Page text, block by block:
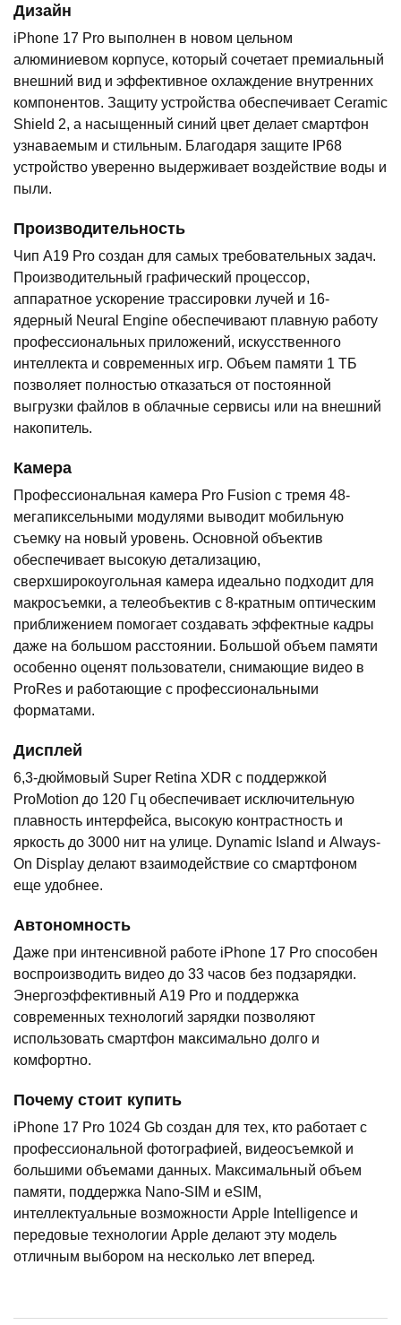
Дизайн
iPhone 17 Pro выполнен в новом цельном
алюминиевом корпусе, который сочетает премиальный
внешний вид и эффективное охлаждение внутренних
компонентов. Защиту устройства обеспечивает Ceramic
Shield 2, а насыщенный синий цвет делает смартфон
узнаваемым и стильным. Благодаря защите IP68
устройство уверенно выдерживает воздействие воды и
пыли.
Производительность
Чип A19 Pro создан для самых требовательных задач.
Производительный графический процессор,
аппаратное ускорение трассировки лучей и 16-
ядерный Neural Engine обеспечивают плавную работу
профессиональных приложений, искусственного
интеллекта и современных игр. Объем памяти 1 ТБ
позволяет полностью отказаться от постоянной
выгрузки файлов в облачные сервисы или на внешний
накопитель.
Камера
Профессиональная камера Pro Fusion с тремя 48-
мегапиксельными модулями выводит мобильную
съемку на новый уровень. Основной объектив
обеспечивает высокую детализацию,
сверхширокоугольная камера идеально подходит для
макросъемки, а телеобъектив с 8-кратным оптическим
приближением помогает создавать эффектные кадры
даже на большом расстоянии. Большой объем памяти
особенно оценят пользователи, снимающие видео в
ProRes и работающие с профессиональными
форматами.
Дисплей
6,3-дюймовый Super Retina XDR с поддержкой
ProMotion до 120 Гц обеспечивает исключительную
плавность интерфейса, высокую контрастность и
яркость до 3000 нит на улице. Dynamic Island и Always-
On Display делают взаимодействие со смартфоном
еще удобнее.
Автономность
Даже при интенсивной работе iPhone 17 Pro способен
воспроизводить видео до 33 часов без подзарядки.
Энергоэффективный A19 Pro и поддержка
современных технологий зарядки позволяют
использовать смартфон максимально долго и
комфортно.
Почему стоит купить
iPhone 17 Pro 1024 Gb создан для тех, кто работает с
профессиональной фотографией, видеосъемкой и
большими объемами данных. Максимальный объем
памяти, поддержка Nano-SIM и eSIM,
интеллектуальные возможности Apple Intelligence и
передовые технологии Apple делают эту модель
отличным выбором на несколько лет вперед.